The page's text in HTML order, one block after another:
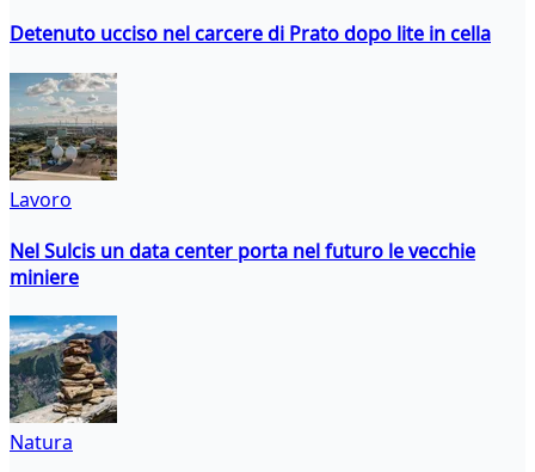
Detenuto ucciso nel carcere di Prato dopo lite in cella
Lavoro
Nel Sulcis un data center porta nel futuro le vecchie
miniere
Natura